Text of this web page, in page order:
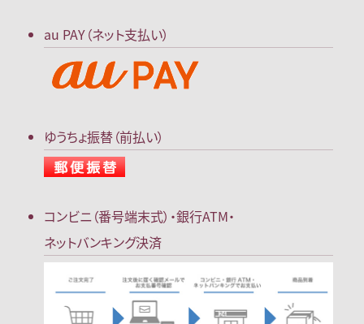
au PAY（ネット支払い）
ゆうちょ振替（前払い）
コンビニ（番号端末式）・銀行ATM・
ネットバンキング決済